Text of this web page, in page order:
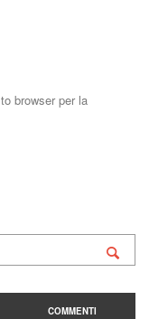
browser per la
COMMENTI